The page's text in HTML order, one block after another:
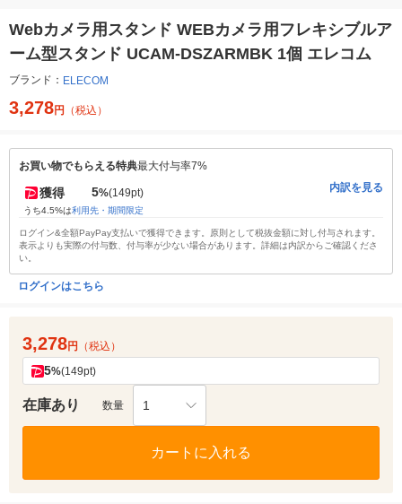
Webカメラ用スタンド WEBカメラ用フレキシブルア
ーム型スタンド UCAM-DSZARMBK 1個 エレコム
ブランド： ELECOM
3,278円 （税込）
お買い物でもらえる特典最大付与率7%
獲得 5%(149pt)
うち4.5%は利用先・期間限定
内訳を見る
ログイン&全額PayPay支払いで獲得できます。原則として税抜金額に対し付与されます。
表示よりも実際の付与数、付与率が少ない場合があります。詳細は内訳からご確認くださ
い。
ログインはこちら
3,278円 （税込）
5%(149pt)
在庫あり 数量 1
カートに入れる